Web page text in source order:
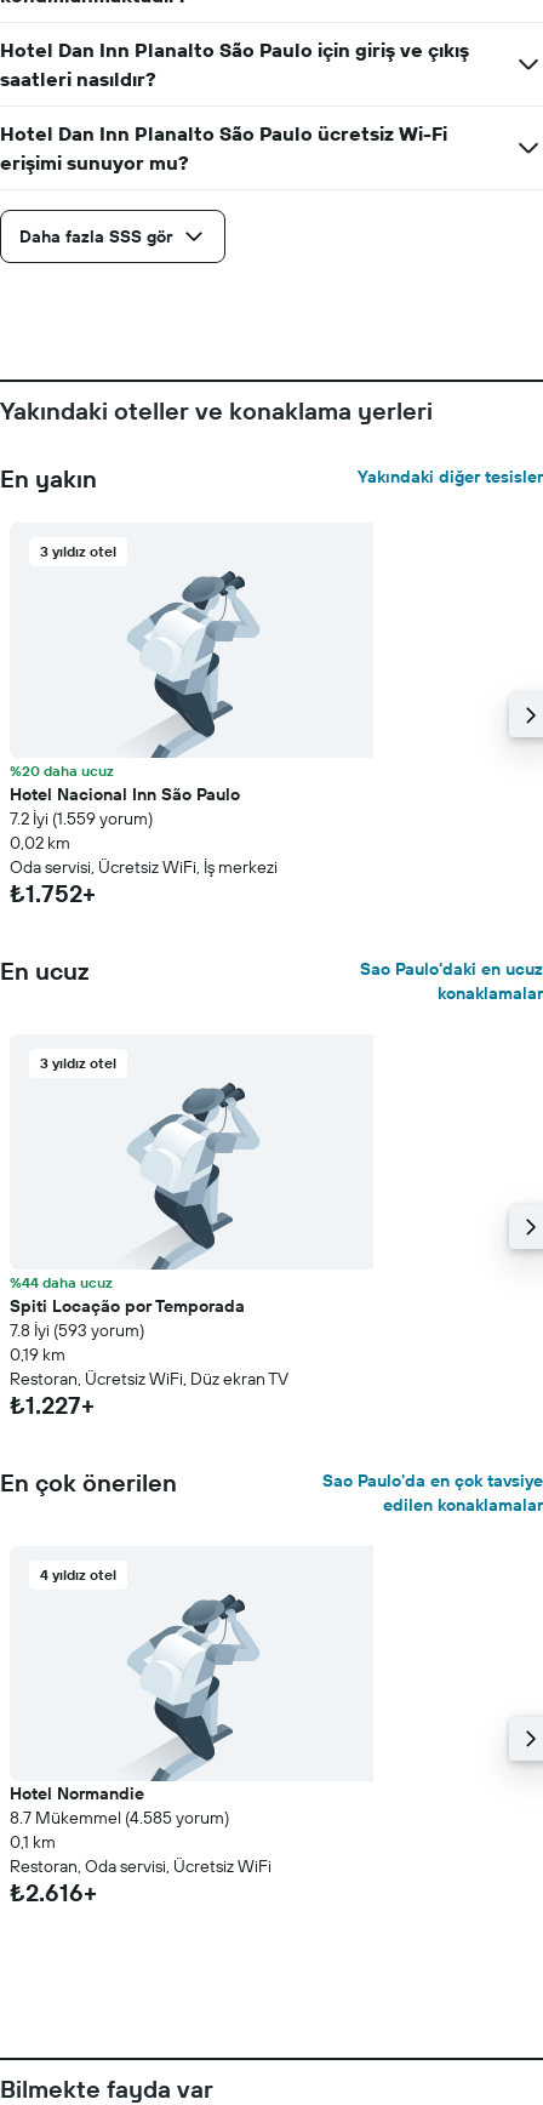
X
ekseni
içerir
Tablo
bir
odanın
ortalama
fiyatını
gösteren
1
Y
ekseni
Hotel Dan Inn Planalto São Paulo için giriş ve çıkış
saatleri nasıldır?
Hotel Dan Inn Planalto São Paulo ücretsiz Wi-Fi
erişimi sunuyor mu?
Daha fazla SSS gör
Yakındaki oteller ve konaklama yerleri
En yakın Yakındaki diğer tesisler
3 yıldız otel
%20 daha ucuz
Hotel Nacional Inn São Paulo
7.2 İyi (1.559 yorum)
0,02 km
Oda servisi, Ücretsiz WiFi, İş merkezi
₺1.752+
En ucuz
Sao Paulo'daki en ucuz
konaklamalar
3 yıldız otel
%44 daha ucuz
Spiti Locação por Temporada
7.8 İyi (593 yorum)
0,19 km
Restoran, Ücretsiz WiFi, Düz ekran TV
₺1.227+
En çok önerilen
Sao Paulo'da en çok tavsiye
edilen konaklamalar
4 yıldız otel
Hotel Normandie
8.7 Mükemmel (4.585 yorum)
0,1 km
Restoran, Oda servisi, Ücretsiz WiFi
₺2.616+
Bilmekte fayda var